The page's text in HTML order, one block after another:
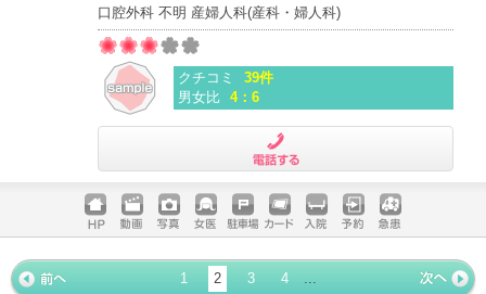
口腔外科 不明 産婦人科(産科・婦人科)
クチコミ
39件
男女比 4：6
ホームペ
ージ
動画 写真 女医 駐車場
クレジッ
トカード
入院 予約 急患
1 2 3 4